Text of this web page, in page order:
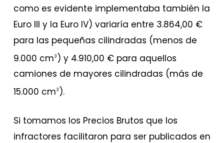
como es evidente implementaba también la
Euro III y la Euro IV) variaría entre 3.864,00 €
para las pequeñas cilindradas (menos de
9.000 cm3 ) y 4.910,00 € para aquellos
camiones de mayores cilindradas (más de
15.000 cm3 ).
Si tomamos los Precios Brutos que los
infractores facilitaron para ser publicados en